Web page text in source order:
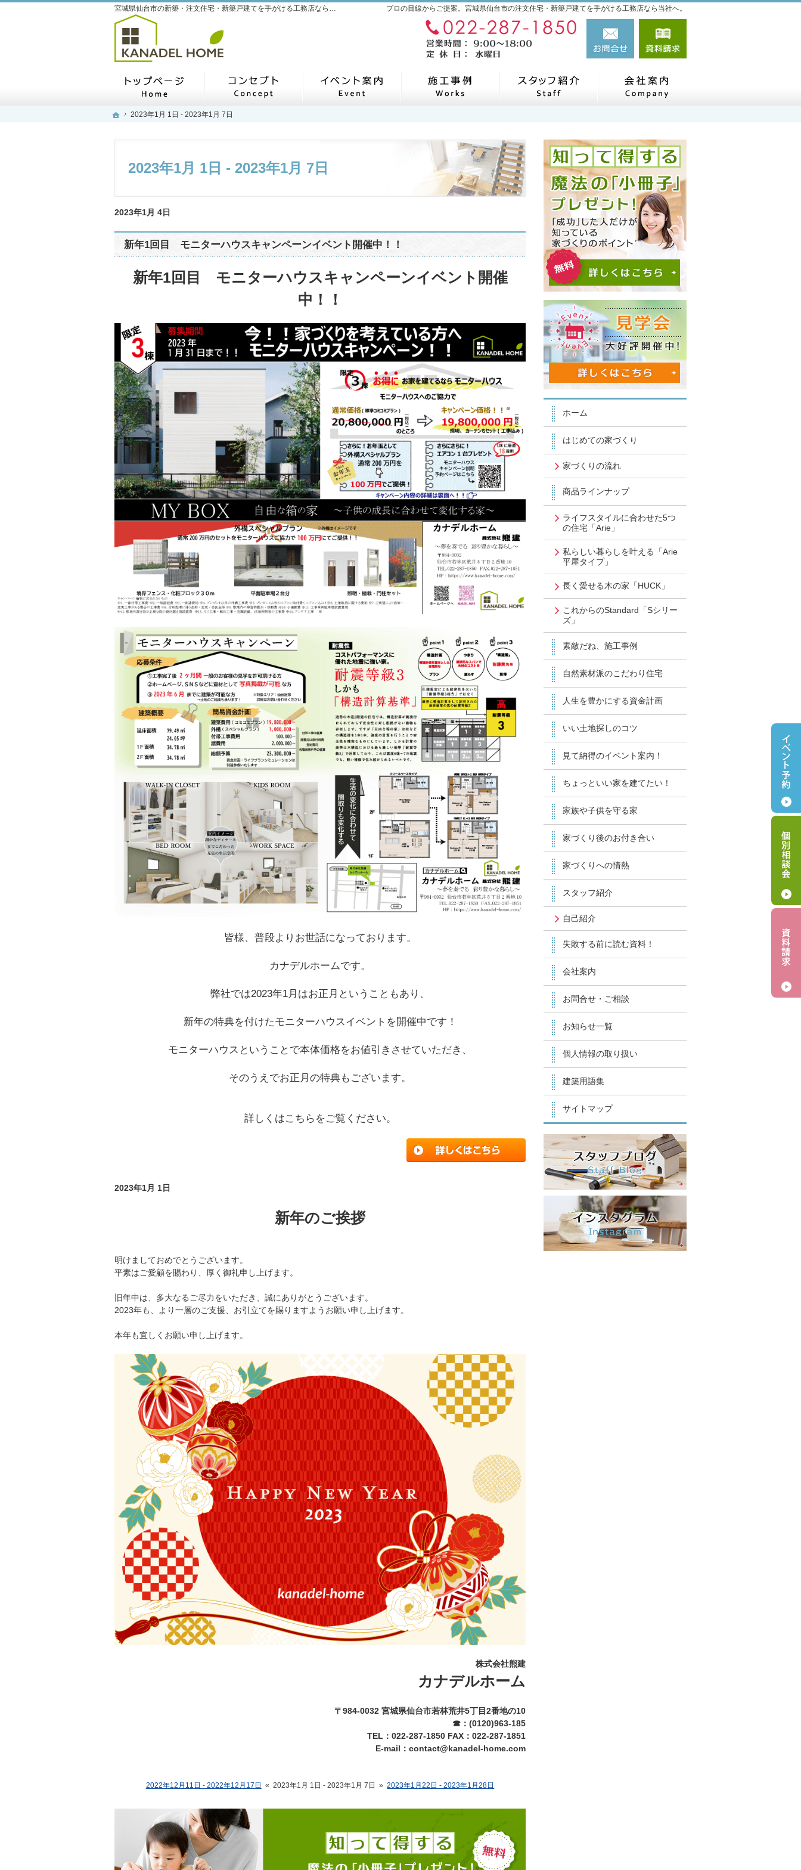
ホーム
2023年1月 1日 - 2023年1月 7日
2023年1月 1日 - 2023年1月 7日
プロの目線からご提案。宮城県仙台市の注文住宅・新築戸建てを手がける工務店なら当社へ。
宮城県仙台市の新築・注文住宅・新築戸建てを手がける工務店ならカナデルホーム
2023年1月 4日
新年1回目 モニターハウスキャンペーンイベント開催中！！
新年1回目 モニターハウスキャンペーンイベント開催
中！！
皆様、普段よりお世話になっております。
カナデルホームです。
弊社では2023年1月はお正月ということもあり、
新年の特典を付けたモニターハウスイベントを開催中です！
モニターハウスということで本体価格をお値引きさせていただき、
そのうえでお正月の特典もございます。
詳しくはこちらをご覧ください。
2023年1月 1日
新年のご挨拶
新年のご挨拶
明けましておめでとうございます。
平素はご愛顧を賜わり、厚く御礼申し上げます。
旧年中は、多大なるご尽力をいただき、誠にありがとうございます。
2023年も、より一層のご支援、お引立てを賜りますようお願い申し上げます。
本年も宜しくお願い申し上げます。
株式会社熊建
カナデルホーム
〒984-0032 宮城県仙台市若林荒井5丁目2番地の10
☎：(0120)963-185
TEL：022-287-1850 FAX：022-287-1851
E-mail：contact@kanadel-home.com
2022年12月11日 - 2022年12月17日 « 2023年1月 1日 - 2023年1月 7日 » 2023年1月22日 - 2023年1月28日
ホーム
はじめての家づくり
家づくりの流れ
商品ラインナップ
ライフスタイルに合わせた5つ
の住宅「Arie」
私らしい暮らしを叶える「Arie
平屋タイプ」
長く愛せる木の家「HUCK」
これからのStandard「Sシリー
ズ」
素敵だね、施工事例
自然素材派のこだわり住宅
人生を豊かにする資金計画
いい土地探しのコツ
見て納得のイベント案内！
ちょっといい家を建てたい！
家族や子供を守る家
家づくり後のお付き合い
家づくりへの情熱
スタッフ紹介
自己紹介
失敗する前に読む資料！
会社案内
お問合せ・ご相談
お知らせ一覧
個人情報の取り扱い
建築用語集
サイトマップ
022-287-1850
営業時間9:00～18:00 定休日：水曜日
ホーム
2023年1月 1日 - 2023年1月 7日